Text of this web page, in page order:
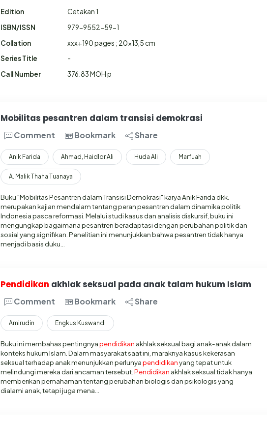
Edition
Cetakan 1
ISBN/ISSN
979-9552-59-1
Collation
xxx+190 pages ; 20x13,5 cm
Series Title
-
Call Number
376.83 MOH p
Mobilitas pesantren dalam transisi demokrasi
Comment Bookmark Share
Anik Farida Ahmad, Haidlor Ali Huda Ali Marfuah
A. Malik Thaha Tuanaya
Buku "Mobilitas Pesantren dalam Transisi Demokrasi" karya Anik Farida dkk.
merupakan kajian mendalam tentang peran pesantren dalam dinamika politik
Indonesia pasca reformasi. Melalui studi kasus dan analisis diskursif, buku ini
mengungkap bagaimana pesantren beradaptasi dengan perubahan politik dan
sosial yang signifikan. Penelitian ini menunjukkan bahwa pesantren tidak hanya
menjadi basis duku…
Pendidikan akhlak seksual pada anak talam hukum Islam
Comment Bookmark Share
Amirudin Engkus Kuswandi
Buku ini membahas pentingnyapendidikan akhlak seksual bagi anak-anak dalam
konteks hukum Islam. Dalam masyarakat saat ini, maraknya kasus kekerasan
seksual terhadap anak menunjukkan perlunyapendidikanyang tepat untuk
melindungi mereka dari ancaman tersebut. Pendidikan akhlak seksual tidak hanya
memberikan pemahaman tentang perubahan biologis dan psikologis yang
dialami anak, tetapi juga mena…